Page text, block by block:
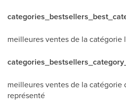
meilleures ventes de la catégorie
meilleures ventes de la catégorie
représenté